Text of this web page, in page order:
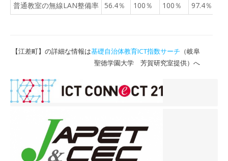
普通教室の無線LAN整備率
56.4％ 100％ 100％ 97.4％
【江差町】の詳細な情報は基礎自治体教育ICT指数サーチ （岐阜
聖徳学園大学 芳賀研究室提供）へ